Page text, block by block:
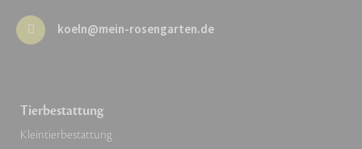
koeln@mein-rosengarten.de
Tierbestattung
Kleintierbestattung